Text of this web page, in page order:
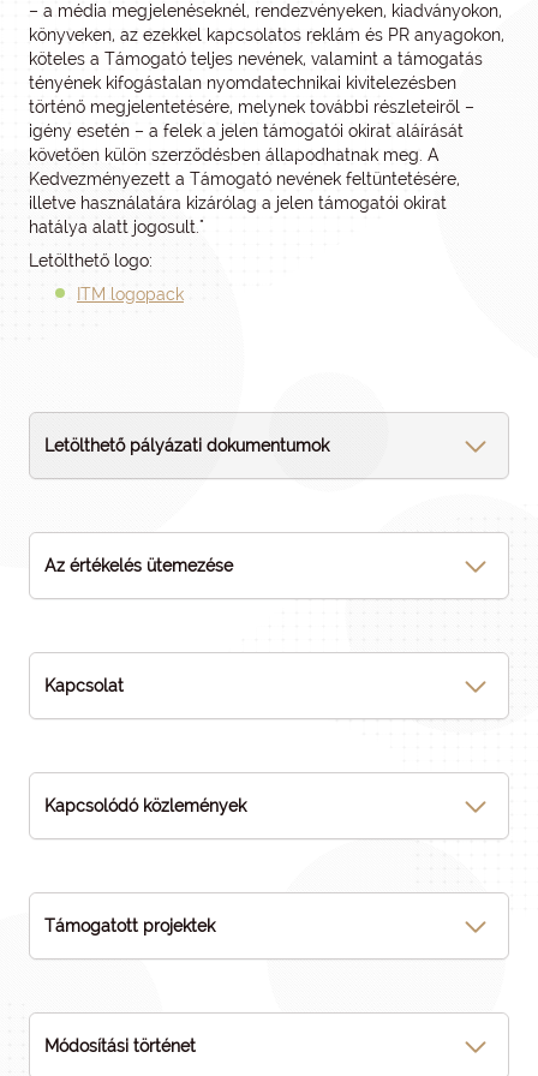
– a média megjelenéseknél, rendezvényeken, kiadványokon,
könyveken, az ezekkel kapcsolatos reklám és PR anyagokon,
köteles a Támogató teljes nevének, valamint a támogatás
tényének kifogástalan nyomdatechnikai kivitelezésben
történő megjelentetésére, melynek további részleteiről –
igény esetén – a felek a jelen támogatói okirat aláírását
követően külön szerződésben állapodhatnak meg. A
Kedvezményezett a Támogató nevének feltüntetésére,
illetve használatára kizárólag a jelen támogatói okirat
hatálya alatt jogosult."
Letölthető logo:
ITM logopack
Letölthető pályázati dokumentumok
Az értékelés ütemezése
Kapcsolat
Kapcsolódó közlemények
Támogatott projektek
Módosítási történet